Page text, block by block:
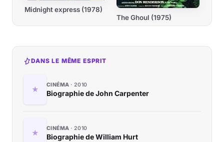
Midnight express (1978)
The Ghoul (1975)
DANS LE MÊME ESPRIT
CINÉMA 2010
Biographie de John Carpenter
CINÉMA 2010
Biographie de William Hurt